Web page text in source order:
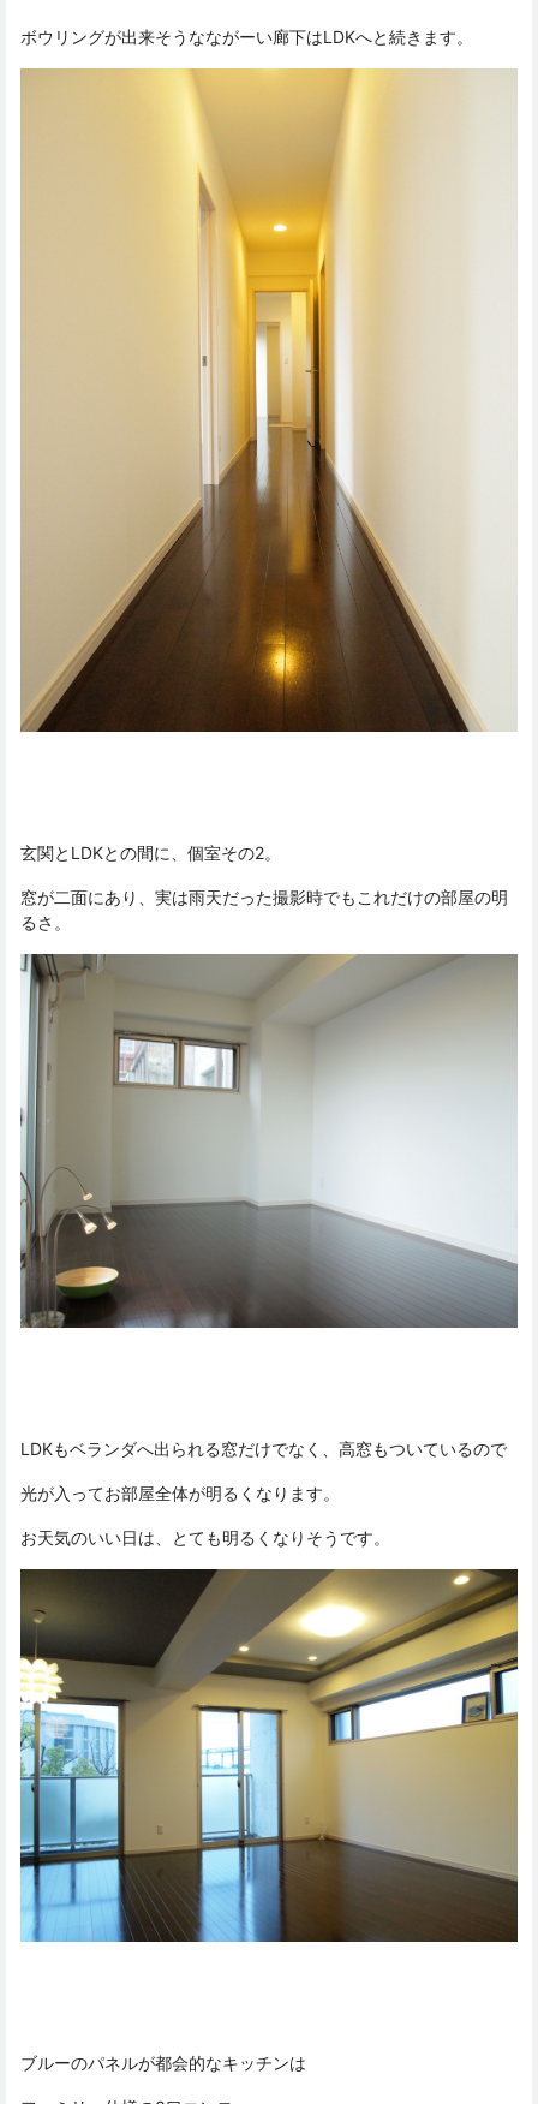
ボウリングが出来そうなながーい廊下はLDKへと続きます。
玄関とLDKとの間に、個室その2。
窓が二面にあり、実は雨天だった撮影時でもこれだけの部屋の明
るさ。
LDKもベランダへ出られる窓だけでなく、高窓もついているので
光が入ってお部屋全体が明るくなります。
お天気のいい日は、とても明るくなりそうです。
ブルーのパネルが都会的なキッチンは